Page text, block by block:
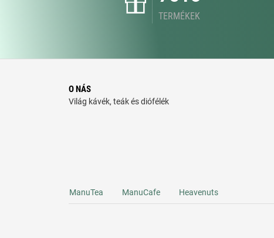
TERMÉKEK
O NÁS
Világ kávék, teák és diófélék
ManuTea ManuCafe Heavenuts